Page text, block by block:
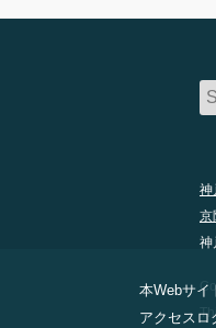
神
京
神
本Webサイ
アクセスロ